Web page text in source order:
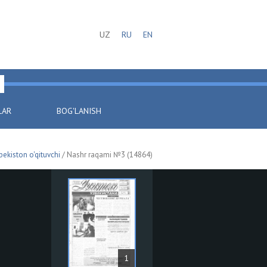
UZ RU EN
BOG'LANISH
o'qituvchi / Nashr raqami №3 (14864)
1